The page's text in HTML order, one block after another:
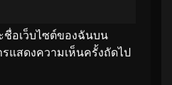
ชื่อเว็บไซต์ของฉันบน
รแสดงความเห็นครั้งถัดไป